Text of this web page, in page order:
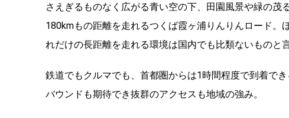
さえぎるものなく広がる青い空の下、田園風景や緑の
180kmもの距離を走れるつくば霞ヶ浦りんりんロード。
れだけの長距離を走れる環境は国内でも比類ないものと
鉄道でもクルマでも、首都圏からは1時間程度で到着で
バウンドも期待でき抜群のアクセスも地域の強み。